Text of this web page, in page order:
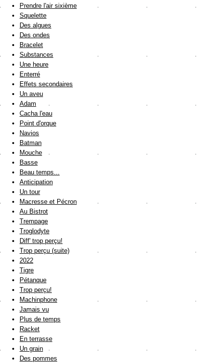
Prendre l'air sixième
Squelette
Des algues
Des ondes
Bracelet
Substances
Une heure
Enterré
Effets secondaires
Un aveu
Adam
Cacha l'eau
Point d'orque
Navios
Batman
Mouche
Basse
Beau temps...
Anticipation
Un tour
Macresse et Pécron
Au Bistrot
Trempage
Troglodyte
Diff' trop perçu!
Trop perçu (suite)
2022
Tigre
Pétanque
Trop perçu!
Machinphone
Jamais vu
Plus de temps
Racket
En terrasse
Un grain
Des pommes